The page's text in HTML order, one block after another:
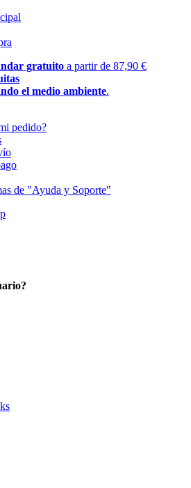
gratuito a partir de 87,90 €
el medio ambiente.
pedido?
de "Ayuda y Soporte"